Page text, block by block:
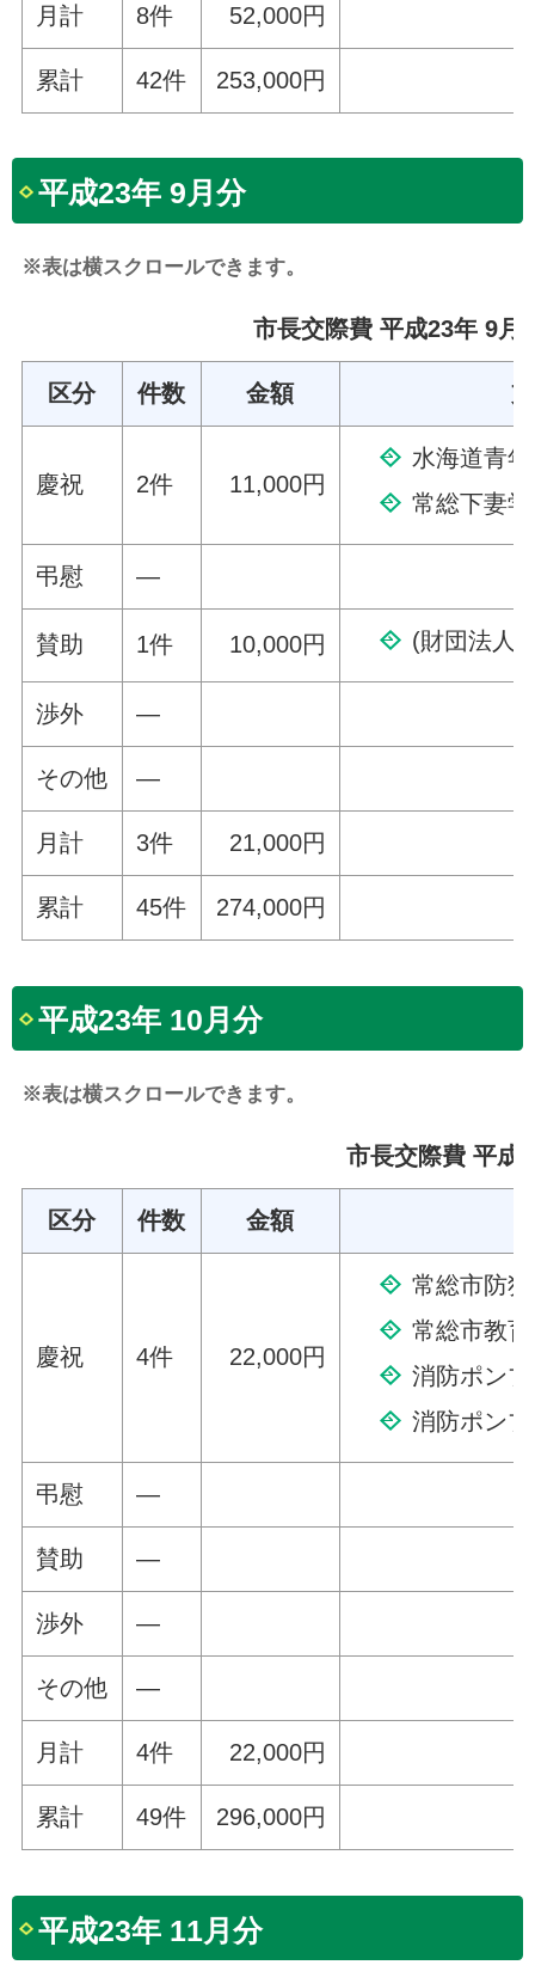
月計 8件 52,000円
累計 42件 253,000円
平成23年 9月分
※表は横スクロールできます。
市長交際費 平成23年 9月
区分 件数 金額
慶祝 2件 11,000円
水海道青
常総下妻
弔慰 —
賛助 1件 10,000円 (財団法人)
渉外 —
その他 —
月計 3件 21,000円
累計 45件 274,000円
平成23年 10月分
※表は横スクロールできます。
市長交際費 平成
区分 件数 金額
慶祝 4件 22,000円
常総市防
常総市教
消防ポン
消防ポン
弔慰 —
賛助 —
渉外 —
その他 —
月計 4件 22,000円
累計 49件 296,000円
平成23年 11月分